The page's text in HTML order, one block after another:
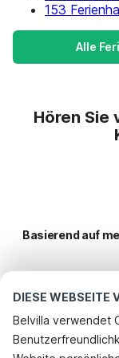
DIESE WEBSEITE
Belvilla verwendet
153
Alle
Hören Sie
Basierend auf
Beliebteste